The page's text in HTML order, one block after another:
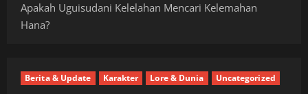
Apakah Uguisudani Kelelahan Mencari Kelemahan
Hana?
Berita & Update Karakter Lore & Dunia Uncategorized